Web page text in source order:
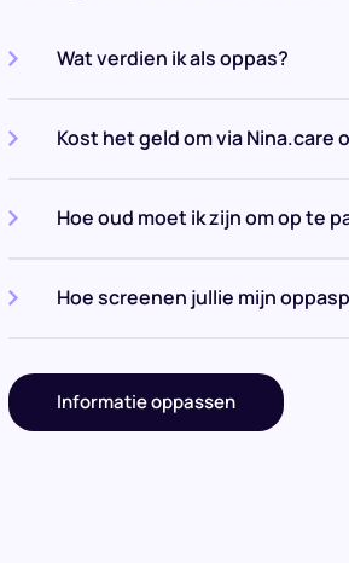
Wat verdien ik als oppas?
Kost het geld om via Nina.care
Hoe oud moet ik zijn om op te
Hoe screenen jullie mijn
Informatie oppassen